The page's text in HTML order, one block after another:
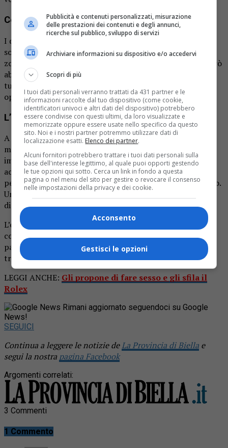
Coppia alessandrina
I due, residenti nella provincia di Alessandria, sono stati
sorpresi in flagrante durante un rapporto sessuale in una
zona solo parzialmente appartata dell’isola. Una zona però
abbastanza pubblica da attirare l’attenzione di alcuni
turisti scandalizzati, e pronti a chiamare la centrale
operativa.
L’intervento dei carabinieri
A interrompere la passione lacustre è intervenuta la
motovedetta dei carabinieri della locale stazione,
impegnata in un normale pattugliamento. Come
accennato, alla fine l’incontro ravvicinato è costato caro:
per la coppia, una sanzione amministrativa da 10mila euro.
Un conto salato per una “fuga d’amore” non proprio
discreta.
L’episodio ha suscitato una certa curiosità — e non pochi
commenti ironici — tra chi si trovava sull’isola. D’altra
parte, c’è chi cerca la vista lago… e chi se la prende un po’
troppo alla lettera.
LEGGI ANCHE: Gli propone di fare sesso e gli sfila il
Rolex
Rimani aggiornato seguendoci su Google
News!
SEGUICI
Continua a leggere le notizie deLa Provincia di Biella e
segui la nostra pagina Facebook
Argomenti correlati:
3 Commenti
1 Commento
Pubblicità e contenuti personalizzati, misurazione
delle prestazioni dei contenuti e degli annunci,
ricerche sul pubblico, sviluppo di servizi
Archiviare informazioni su dispositivo e/o accedervi
Scopri di più
I tuoi dati personali verranno trattati da 431 partner e le
informazioni raccolte dal tuo dispositivo (come cookie,
identificatori univoci e altri dati del dispositivo) potrebbero
essere condivise con questi ultimi, da loro visualizzate e
memorizzate oppure essere usate nello specifico da questo
sito. Noi e i nostri partner potremmo utilizzare dati di
localizzazione esatti. Elenco dei partner.
Alcuni fornitori potrebbero trattare i tuoi dati personali sulla
base dell'interesse legittimo, al quale puoi opporti gestendo
le tue opzioni qui sotto. Cerca un link in fondo a questa
pagina o nel menu del sito per gestire o revocare il consenso
nelle impostazioni della privacy e dei cookie.
Acconsento
Gestisci le opzioni